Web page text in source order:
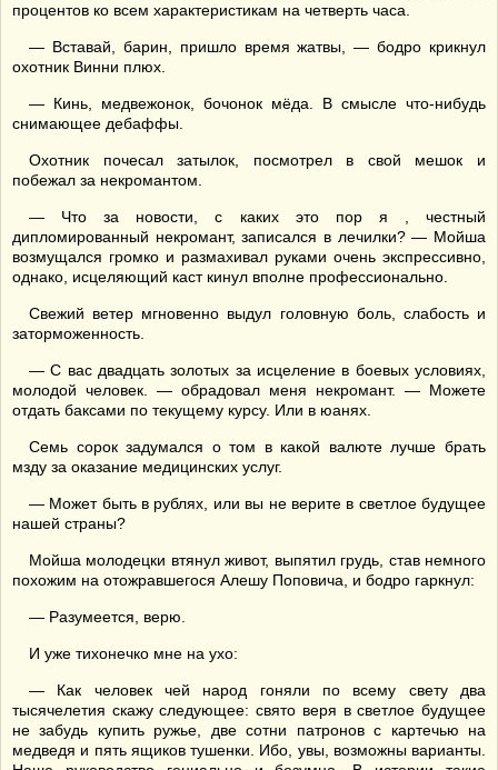
процентов ко всем характеристикам на четверть часа.
— Вставай, барин, пришло время жатвы, — бодро крикнул
охотник Винни плюх.
— Кинь, медвежонок, бочонок мёда. В смысле что-нибудь
снимающее дебаффы.
Охотник почесал затылок, посмотрел в свой мешок и
побежал за некромантом.
— Что за новости, с каких это пор я , честный
дипломированный некромант, записался в лечилки? — Мойша
возмущался громко и размахивал руками очень экспрессивно,
однако, исцеляющий каст кинул вполне профессионально.
Свежий ветер мгновенно выдул головную боль, слабость и
заторможенность.
— С вас двадцать золотых за исцеление в боевых условиях,
молодой человек. — обрадовал меня некромант. — Можете
отдать баксами по текущему курсу. Или в юанях.
Семь сорок задумался о том в какой валюте лучше брать
мзду за оказание медицинских услуг.
— Может быть в рублях, или вы не верите в светлое будущее
нашей страны?
Мойша молодецки втянул живот, выпятил грудь, став немного
похожим на отожравшегося Алешу Поповича, и бодро гаркнул:
— Разумеется, верю.
И уже тихонечко мне на ухо:
— Как человек чей народ гоняли по всему свету два
тысячелетия скажу следующее: свято веря в светлое будущее
не забудь купить ружье, две сотни патронов с картечью на
медведя и пять ящиков тушенки. Ибо, увы, возможны варианты.